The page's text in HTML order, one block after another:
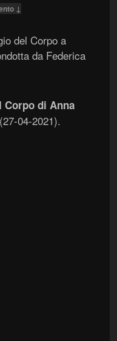
↓
del Corpo a
da Federica
Corpo di Anna
(27-04-2021).